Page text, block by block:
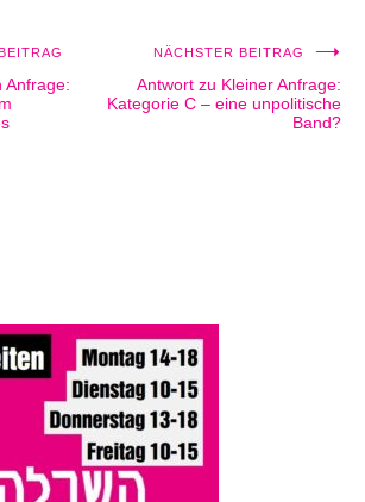
Anfrage:
NÄCHSTER BEITRAG
Antwort zu Kleiner Anfrage:
Kategorie C – eine unpolitische
Band?